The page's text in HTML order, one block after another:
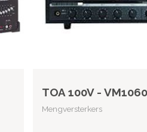
TOA 100V -
Mengversterkers